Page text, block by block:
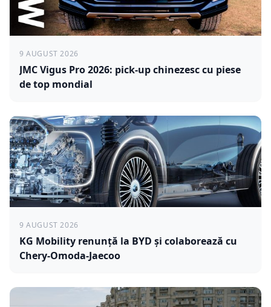
9 AUGUST 2026
JMC Vigus Pro 2026: pick-up chinezesc cu piese
de top mondial
9 AUGUST 2026
KG Mobility renunță la BYD și colaborează cu
Chery-Omoda-Jaecoo